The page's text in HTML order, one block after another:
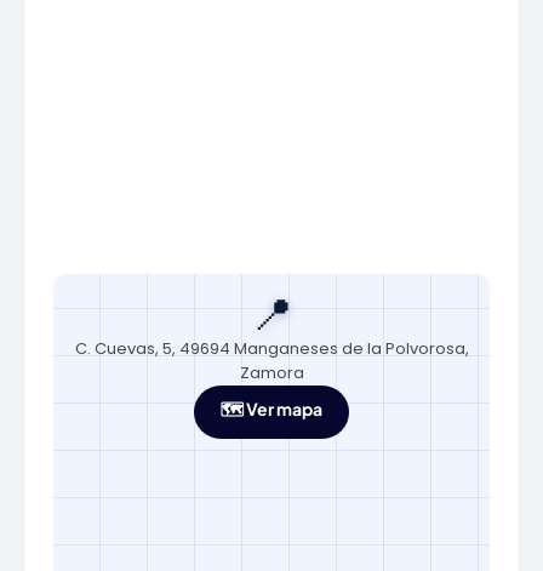
📍
C. Cuevas, 5, 49694 Manganeses de la Polvorosa,
Zamora
🗺️ Ver mapa